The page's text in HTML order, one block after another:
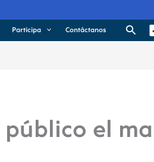
Participa Contáctanos
el